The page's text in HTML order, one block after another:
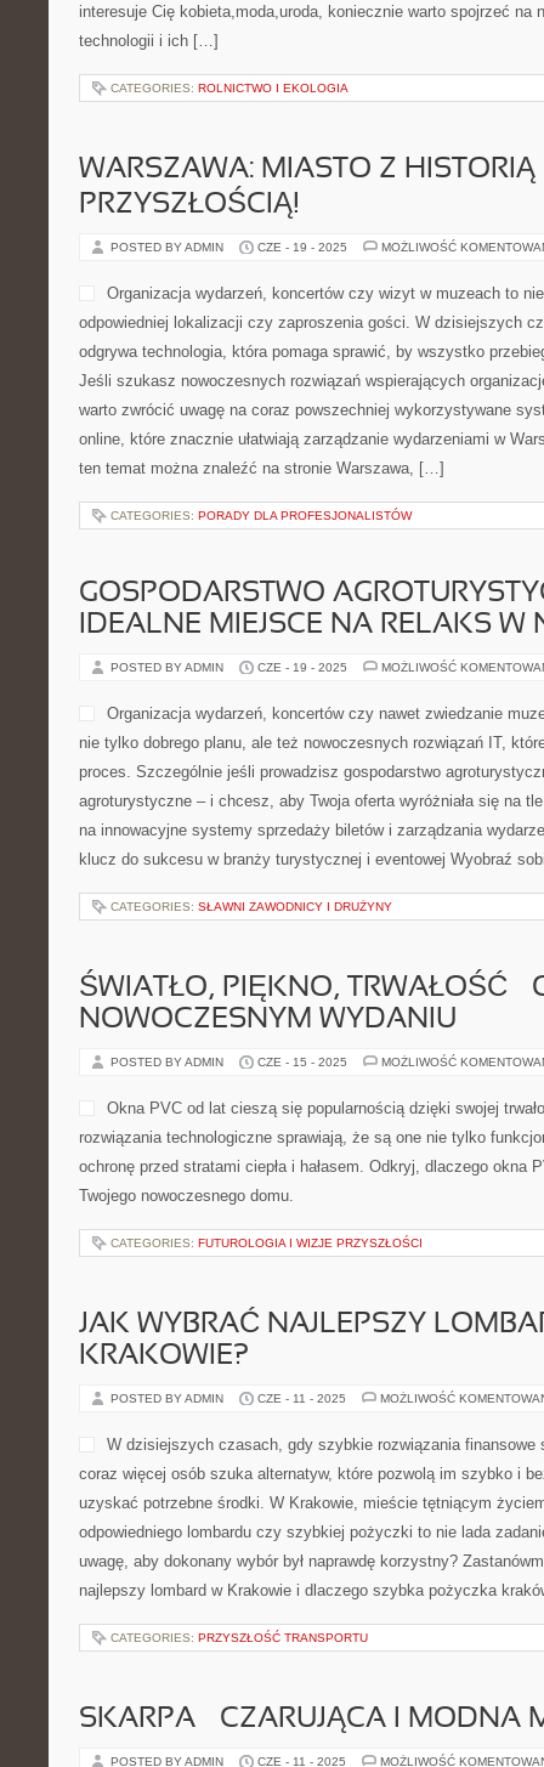
interesuje Cię kobieta,moda,uroda, koniecznie warto spojrzeć na
technologii i ich […]
CATEGORIES: ROLNICTWO I EKOLOGIA
WARSZAWA: MIASTO Z HISTORIĄ
PRZYSZŁOŚCIĄ!
POSTED BY ADMIN CZE - 19 - 2025 MOŻLIWOŚĆ
Organizacja wydarzeń, koncertów czy wizyt w muzeach to
odpowiedniej lokalizacji czy zaproszenia gości. W dzisiejszych
odgrywa technologia, która pomaga sprawić, by wszystko
Jeśli szukasz nowoczesnych rozwiązań wspierających
warto zwrócić uwagę na coraz powszechniej wykorzystywane
online, które znacznie ułatwiają zarządzanie wydarzeniami w
ten temat można znaleźć na stronie Warszawa, […]
CATEGORIES: PORADY DLA PROFESJONALISTÓW
GOSPODARSTWO
IDEALNE MIEJSCE NA RELAKS W
POSTED BY ADMIN CZE - 19 - 2025 MOŻLIWOŚĆ
Organizacja wydarzeń, koncertów czy nawet zwiedzanie
nie tylko dobrego planu, ale też nowoczesnych rozwiązań IT,
proces. Szczególnie jeśli prowadzisz gospodarstwo
agroturystyczne – i chcesz, aby Twoja oferta wyróżniała się na
na innowacyjne systemy sprzedaży biletów i zarządzania
klucz do sukcesu w branży turystycznej i eventowej Wyobraź
CATEGORIES: SŁAWNI ZAWODNICY I DRUŻYNY
ŚWIATŁO, PIĘKNO, TRWAŁOŚĆ –
NOWOCZESNYM WYDANIU
POSTED BY ADMIN CZE - 15 - 2025 MOŻLIWOŚĆ
Okna PVC od lat cieszą się popularnością dzięki swojej
rozwiązania technologiczne sprawiają, że są one nie tylko
ochronę przed stratami ciepła i hałasem. Odkryj, dlaczego okna
Twojego nowoczesnego domu.
CATEGORIES: FUTUROLOGIA I WIZJE PRZYSZŁOŚCI
JAK WYBRAĆ NAJLEPSZY
KRAKOWIE?
POSTED BY ADMIN CZE - 11 - 2025 MOŻLIWOŚĆ
W dzisiejszych czasach, gdy szybkie rozwiązania finansowe
coraz więcej osób szuka alternatyw, które pozwolą im szybko i
uzyskać potrzebne środki. W Krakowie, mieście tętniącym
odpowiedniego lombardu czy szybkiej pożyczki to nie lada
uwagę, aby dokonany wybór był naprawdę korzystny?
najlepszy lombard w Krakowie i dlaczego szybka pożyczka
CATEGORIES: PRZYSZŁOŚĆ TRANSPORTU
SKARPA – CZARUJĄCA I MODNA
POSTED BY ADMIN CZE - 11 - 2025 MOŻLIWOŚĆ